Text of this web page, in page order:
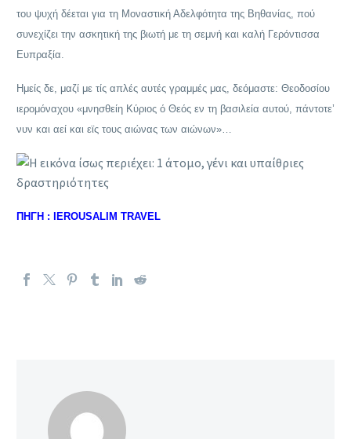
του ψυχή δέεται για τη Μοναστική Αδελφότητα της Βηθανίας, πού
συνεχίζει την ασκητική της βιωτή με τη σεμνή και καλή Γερόντισσα
Ευπραξία.
Ημείς δε, μαζί με τίς απλές αυτές γραμμές μας, δεόμαστε: Θεοδοσίου
ιερομόναχου «μνησθείη Κύριος ό Θεός εν τη βασιλεία αυτού, πάντοτε’
νυν και αεί και εϊς τους αιώνας των αιώνων»…
ΠΗΓΗ : IEROUSALIM TRAVEL